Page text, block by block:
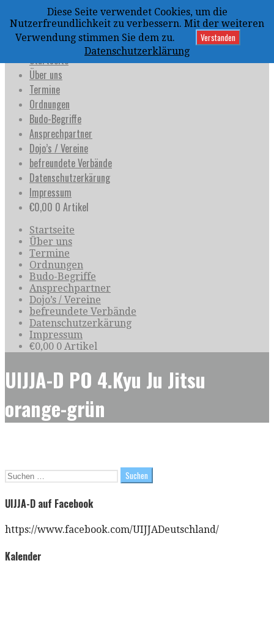
Inhalt
springen
uijja
Deutschland e.V.
Startseite
Über uns
Termine
Ordnungen
Budo-Begriffe
Ansprechpartner
Dojo’s / Vereine
befreundete Verbände
Datenschutzerkärung
Impressum
€0,00 0 Artikel
Startseite
Über uns
Termine
Ordnungen
Budo-Begriffe
Ansprechpartner
Dojo’s / Vereine
befreundete Verbände
Datenschutzerkärung
Impressum
€0,00 0 Artikel
UIJJA-D PO 4.Kyu Ju Jitsu
orange-grün
Suchen
UIJJA-D auf Facebook
https://www.facebook.com/UIJJADeutschland/
Kalender
Diese Seite verwendet Cookies, um die
Nutzerfreundlichkeit zu verbessern. Mit der weiteren
Verwendung stimmen Sie dem zu.
Verstanden
Datenschutzerklärung